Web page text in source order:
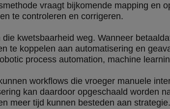
vraagt bijkomende mapping en
te controleren en corrigeren.
kwetsbaarheid weg. Wanneer
te koppelen aan automatisering en
process automation, machine
workflows die vroeger manuele
kan daardoor opgeschaald worden
meer tijd kunnen besteden aan strategie.